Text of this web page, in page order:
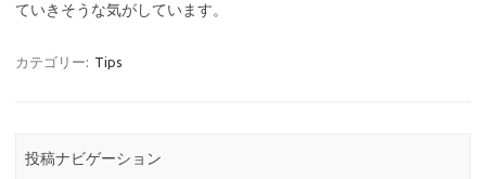
ていきそうな気がしています。
カテゴリー: Tips
投稿ナビゲーション